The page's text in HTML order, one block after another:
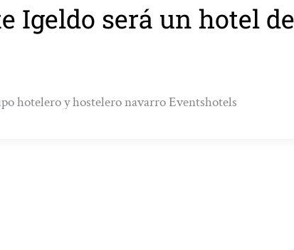
Igeldo será un hotel
hotelero y hostelero navarro Eventshotels